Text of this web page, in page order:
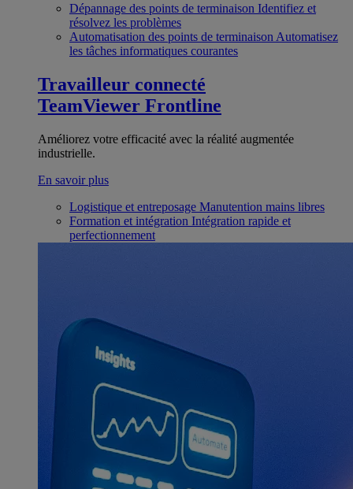
Dépannage des points de terminaison Identifiez et
résolvez les problèmes
Automatisation des points de terminaison Automatisez
les tâches informatiques courantes
Travailleur connecté
TeamViewer Frontline
Améliorez votre efficacité avec la réalité augmentée
industrielle.
En savoir plus
Logistique et entreposage Manutention mains libres
Formation et intégration Intégration rapide et
perfectionnement